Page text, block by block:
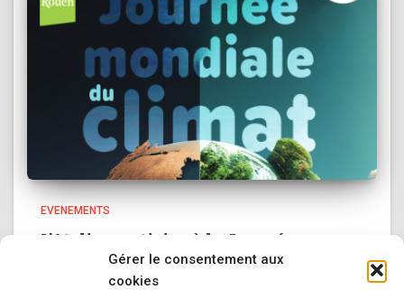
Gérer le consentement aux
cookies
EVENEMENTS
L’Atelier participe à la Journée
Mondiale du Climat